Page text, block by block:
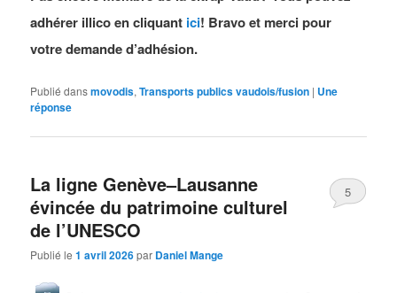
adhérer illico en cliquant ici! Bravo et merci pour
votre demande d’adhésion.
Publié dansmovodis,Transports publics vaudois/fusion | Une
réponse
La ligne Genève–Lausanne
évincée du patrimoine culturel
de l’UNESCO
Publié le1 avril 2026par Daniel Mange
5